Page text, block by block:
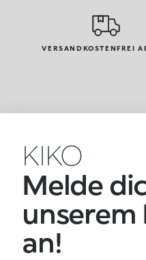
VERSANDKOSTENFREI
KIKO
Melde
unserem
an!